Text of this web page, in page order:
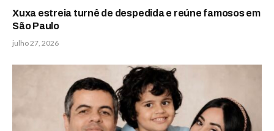
Xuxa estreia turnê de despedida e reúne famosos em
São Paulo
julho 27, 2026